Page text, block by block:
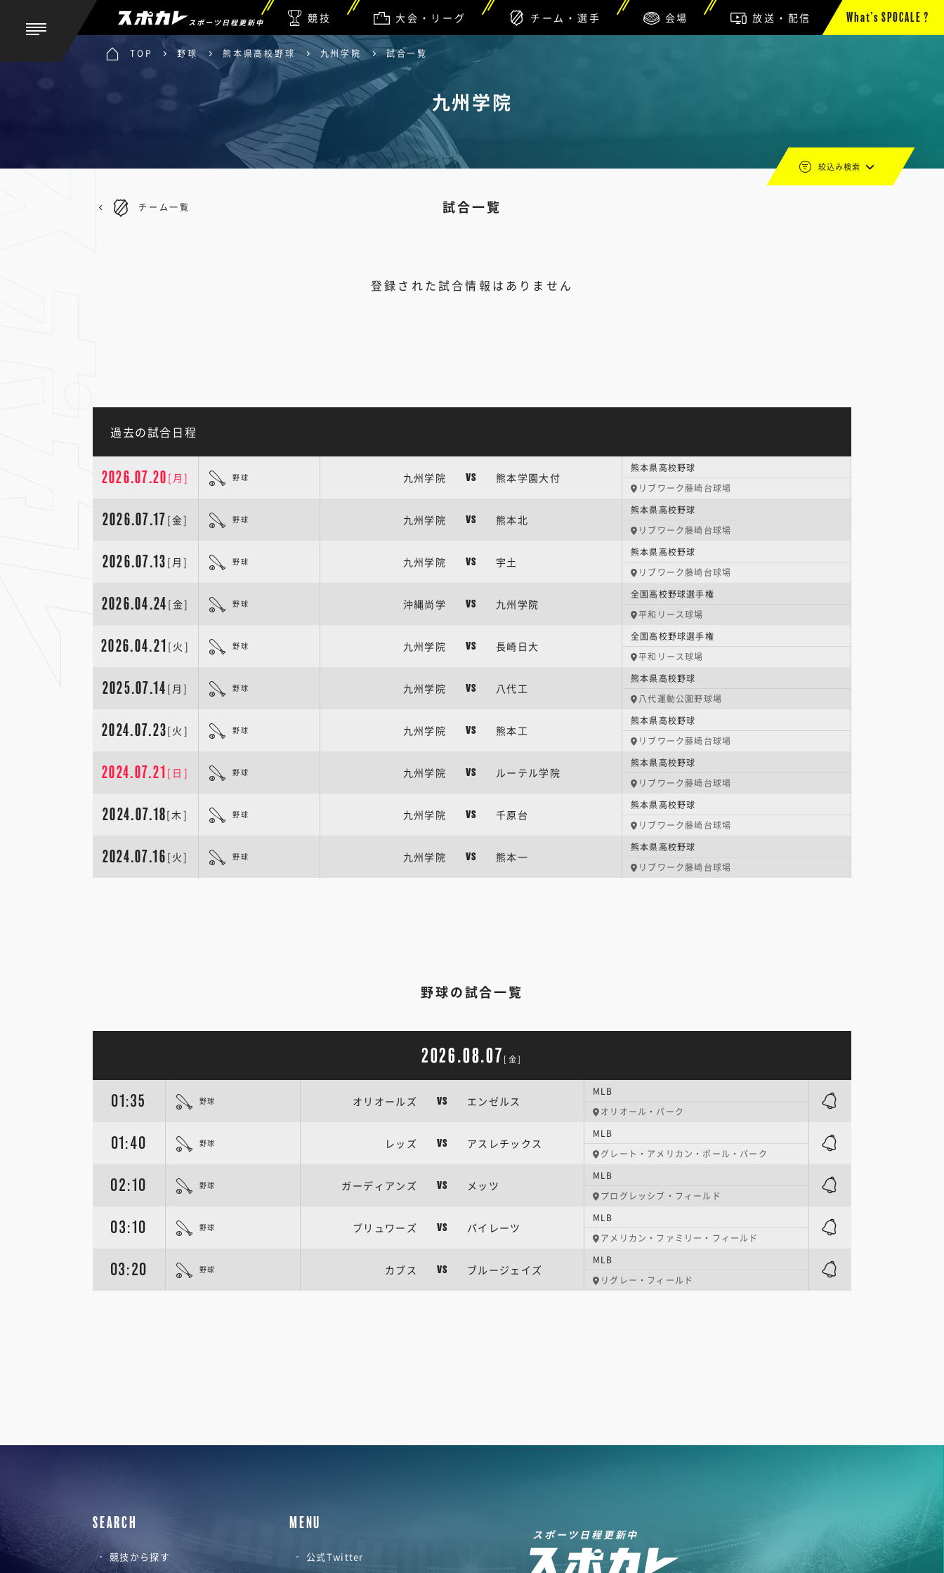
スポーツ日程更新中 競技 大会・リーグ チーム・選手 会場 放送・配信 What’s SPOCALE ?
TOP 野球 熊本県高校野球 九州学院 試合一覧
九州学院
試合一覧
絞込み検索
チーム一覧
登録された試合情報はありません
過去の試合日程
2026.07.20 [月] 野球 九州学院 VS 熊本学園大付
熊本県高校野球
リブワーク藤崎台球場
2026.07.17 [金] 野球 九州学院 VS 熊本北
熊本県高校野球
リブワーク藤崎台球場
2026.07.13 [月] 野球 九州学院 VS 宇土
熊本県高校野球
リブワーク藤崎台球場
2026.04.24 [金] 野球 沖縄尚学 VS 九州学院
全国高校野球選手権
平和リース球場
2026.04.21 [火] 野球 九州学院 VS 長崎日大
全国高校野球選手権
平和リース球場
2025.07.14 [月] 野球 九州学院 VS 八代工
熊本県高校野球
八代運動公園野球場
2024.07.23[火] 野球 九州学院 VS 熊本工
熊本県高校野球
リブワーク藤崎台球場
2024.07.21 [日] 野球 九州学院 VS ルーテル学院
熊本県高校野球
リブワーク藤崎台球場
2024.07.18[木] 野球 九州学院 VS 千原台
熊本県高校野球
リブワーク藤崎台球場
2024.07.16 [火] 野球 九州学院 VS 熊本一
熊本県高校野球
リブワーク藤崎台球場
野球の試合一覧
2026.08.07 [金]
01:35 野球 オリオールズ VS エンゼルス
MLB
オリオール・パーク
01:40 野球 レッズ VS アスレチックス
MLB
グレート・アメリカン・ボール・パーク
02:10 野球 ガーディアンズ VS メッツ
MLB
プログレッシブ・フィールド
03:10 野球 ブリュワーズ VS パイレーツ
MLB
アメリカン・ファミリー・フィールド
03:20 野球 カブス VS ブルージェイズ
MLB
リグレー・フィールド
SEARCH
競技から探す
MENU
公式Twitter
スポーツ日程更新中